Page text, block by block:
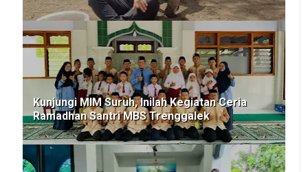
Kunjungi MIM Suruh, Inilah Kegiatan Ceria
Ramadhan Santri MBS Trenggalek